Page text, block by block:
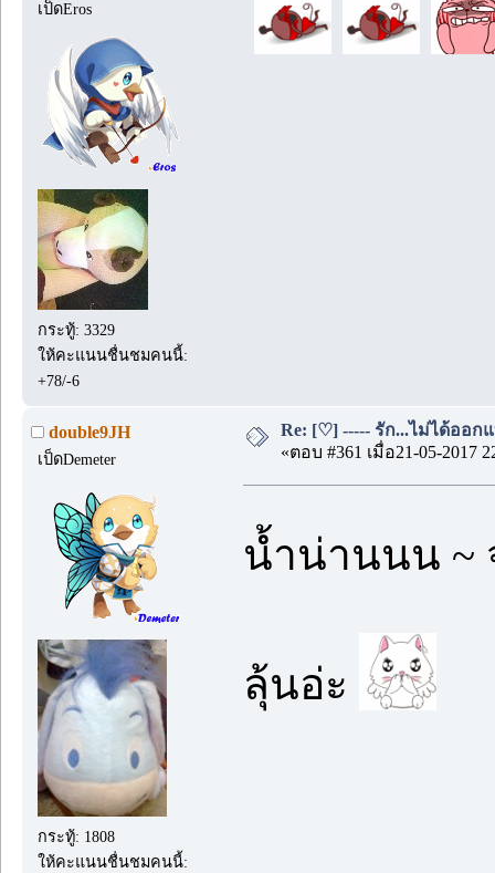
เป็ดEros
กระทู้: 3329
ให้คะแนนชื่นชมคนนี้:
+78/-6
double9JH
เป็ดDemeter
กระทู้: 1808
ให้คะแนนชื่นชมคนนี้:
Re: [♡] ----- รัก...ไม่ได้ออกแ
«ตอบ #361 เมื่อ21-05-2017
น้ำน่านนน ~
ลุ้นอ่ะ